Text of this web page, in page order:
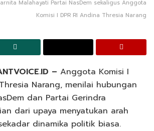
Malahayati Partai NasDem sekaligus Anggota
Komisi I DPR RI Andina Thresia Narang
– Anggota Komisi I
Narang, menilai hubungan
dan Partai Gerindra
dari upaya menyatukan arah
dinamika politik biasa.